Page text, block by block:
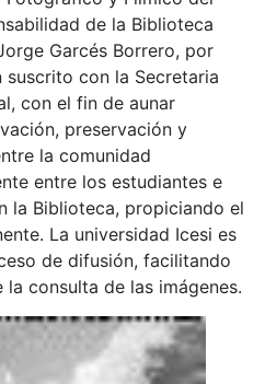
de la Biblioteca
Garcés Borrero, por
con la Secretaria
con el fin de aunar
preservación y
la comunidad
entre los estudiantes e
la Biblioteca, propiciando el
La universidad Icesi es
de difusión, facilitando
consulta de las imágenes.